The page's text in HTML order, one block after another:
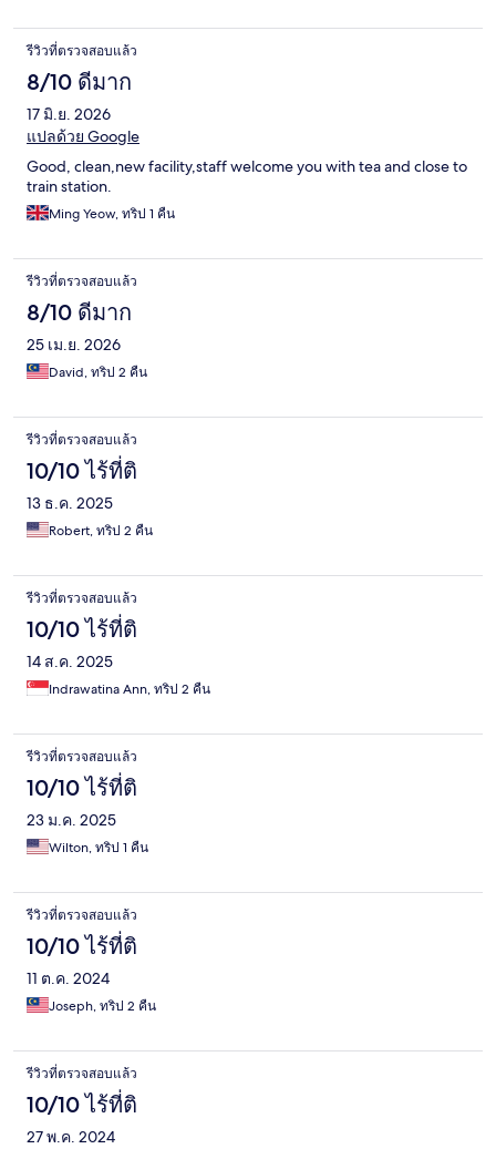
รีวิวที่ตรวจสอบแล้ว
8/10 ดีมาก
17 มิ.ย. 2026
แปลด้วย Google
Good, clean,new facility,staff welcome you with tea and close to
train station.
Ming Yeow, ทริป 1 คืน
รีวิวที่ตรวจสอบแล้ว
8/10 ดีมาก
25 เม.ย. 2026
David, ทริป 2 คืน
รีวิวที่ตรวจสอบแล้ว
10/10 ไร้ที่ติ
13 ธ.ค. 2025
Robert, ทริป 2 คืน
รีวิวที่ตรวจสอบแล้ว
10/10 ไร้ที่ติ
14 ส.ค. 2025
Indrawatina Ann, ทริป 2 คืน
รีวิวที่ตรวจสอบแล้ว
10/10 ไร้ที่ติ
23 ม.ค. 2025
Wilton, ทริป 1 คืน
รีวิวที่ตรวจสอบแล้ว
10/10 ไร้ที่ติ
11 ต.ค. 2024
Joseph, ทริป 2 คืน
รีวิวที่ตรวจสอบแล้ว
10/10 ไร้ที่ติ
27 พ.ค. 2024